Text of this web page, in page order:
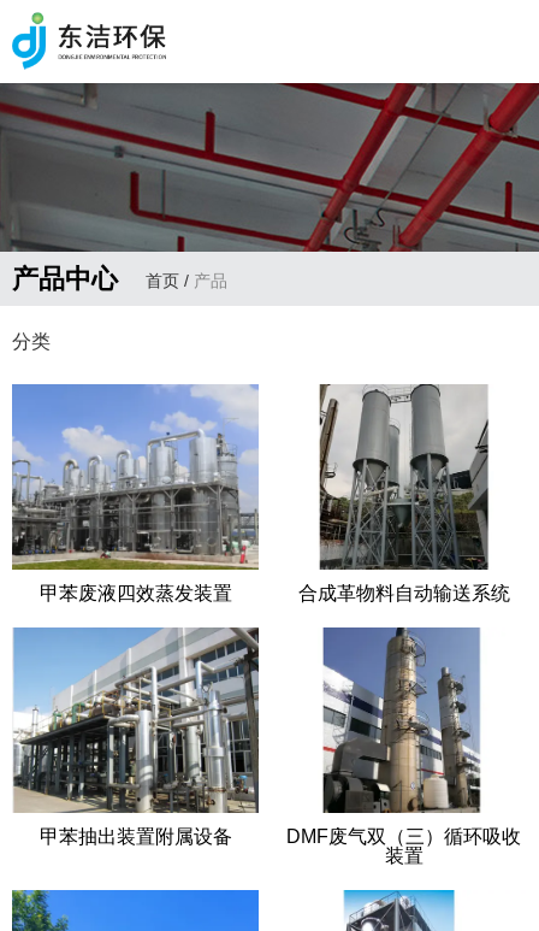
产品中心 首页/ 产品
分类
甲苯废液四效蒸发装置 合成革物料自动输送系统
甲苯抽出装置附属设备
DMF废气双（三）循环吸收
装置